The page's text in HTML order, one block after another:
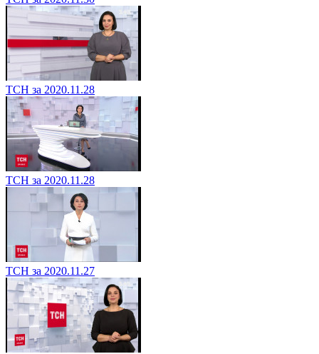
ТСН за 2020.11.28
ТСН за 2020.11.28
ТСН за 2020.11.27